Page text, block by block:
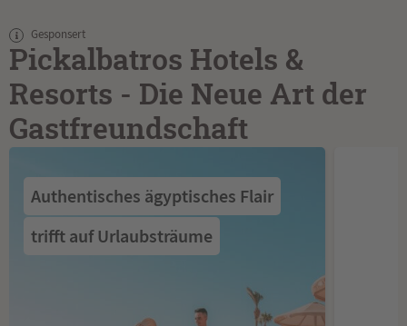
Gesponsert
Pickalbatros Hotels &
Resorts - Die Neue Art der
Gastfreundschaft
Authentisches ägyptisches Flair
trifft auf Urlaubsträume